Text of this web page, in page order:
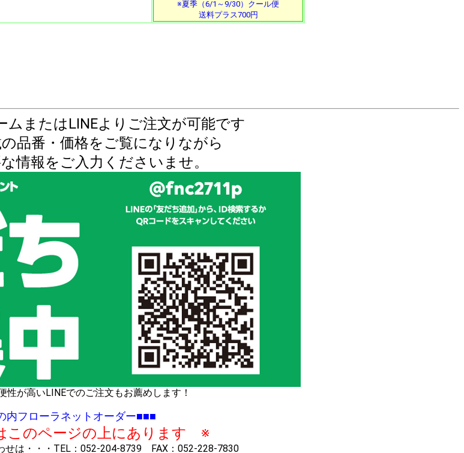
※夏季（6/1～9/30）クール便
送料プラス700円
ムまたはLINEよりご注文が可能です
品番・価格をご覧になりながら
情報をご入力くださいませ。
性が高いLINEでのご注文もお薦めします！
内フローラネットオーダー■■■
このページの上にあります ※
せは・・・TEL：052-204-8739 FAX：052-228-7830